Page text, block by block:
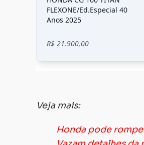
Veja mais:
Honda pode